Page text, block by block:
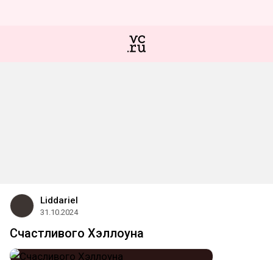
Liddariel
31.10.2024
Счастливого Хэллоуна